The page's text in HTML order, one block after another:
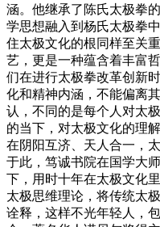
涵。他继承了陈氏太极拳
学思想融入到杨氏太极拳
住太极文化的根同样至关
艺，更是一种蕴含着丰富
们在进行太极拳改革创新
化和精神内涵，不能偏离
认，不同的是每个人对太
的当下，对太极文化的理
在阴阳互济、天人合一，
于此，笃诚书院在国学大
下，用时十年在太极文化
太极思维理论，将传统太
诠释，这样不光年轻人，